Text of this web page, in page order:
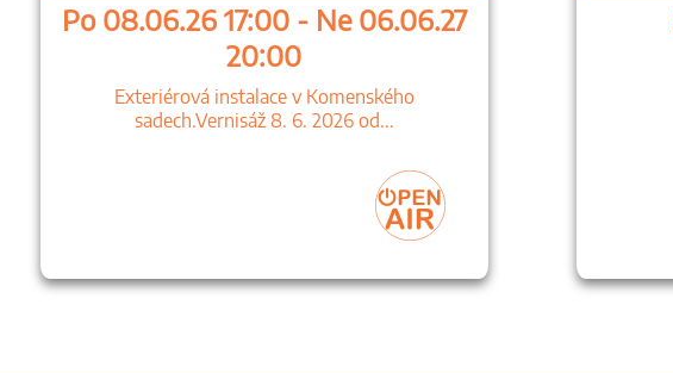
Po 08.06.26 17:00 - Ne 06.06.27
20:00
Exteriérová instalace v Komenského
sadech.Vernisáž 8. 6. 2026 od...